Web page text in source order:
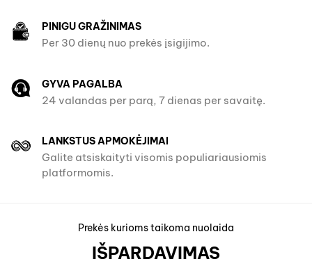
PINIGU GRAŽINIMAS
Per 30 dienų nuo prekės įsigijimo.
GYVA PAGALBA
24 valandas per parą, 7 dienas per savaitę.
LANKSTUS APMOKĖJIMAI
Galite atsiskaityti visomis populiariausiomis
platformomis.
Prekės kurioms taikoma nuolaida
IŠPARDAVIMAS